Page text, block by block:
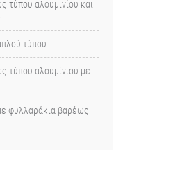
τύπου αλουμινίου και
τύπου
τύπου αλουμίνιου με
φυλλαράκια βαρέως